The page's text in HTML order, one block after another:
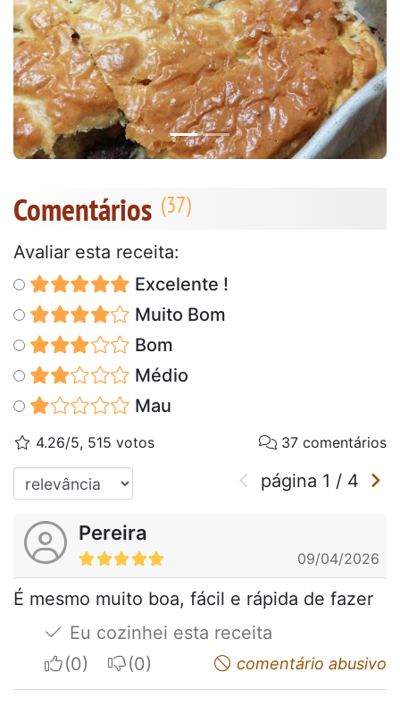
Anterior Next
Comentários
Avaliar esta receita:
Excelente !
Muito Bom
Bom
Médio
Mau
4.26/5, 515 votos 37 comentários
página 1 / 4
Pereira
09/04/2026
É mesmo muito boa, fácil e rápida de fazer
Eu cozinhei esta receita
I apreciateI do not appreciatecomentário abusivo